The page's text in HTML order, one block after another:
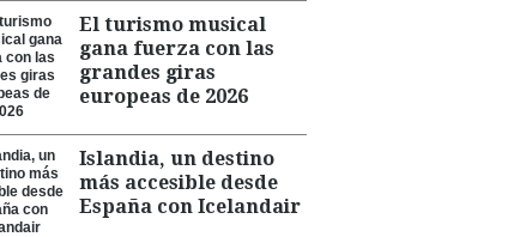
El turismo musical
gana fuerza con las
grandes giras
europeas de 2026
Islandia, un destino
más accesible desde
España con Icelandair